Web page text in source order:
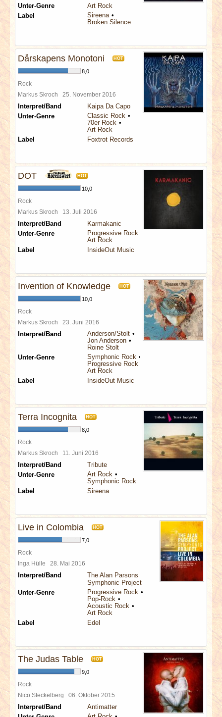
Unter-Genre
Art Rock
Label
Sireena
Broken Silence
Dårskapens Monotoni HOT
8,0
Rock
Markus Skroch 25. November 2016
Interpret/Band
Kaipa Da Capo
Unter-Genre
Classic Rock
70er Rock
Art Rock
Label
Foxtrot Records
DOT HOT
10,0
Rock
Markus Skroch 13. Juli 2016
Interpret/Band
Karmakanic
Unter-Genre
Progressive Rock
Art Rock
Label
InsideOut Music
Invention of Knowledge HOT
10,0
Rock
Markus Skroch 23. Juni 2016
Interpret/Band
Anderson/Stolt
Jon Anderson
Roine Stolt
Unter-Genre
Symphonic Rock
Progressive Rock
Art Rock
Label
InsideOut Music
Terra Incognita HOT
8,0
Rock
Markus Skroch 11. Juni 2016
Interpret/Band
Tribute
Unter-Genre
Art Rock
Symphonic Rock
Label
Sireena
Live in Colombia HOT
7,0
Rock
Inga Hülle 28. Mai 2016
Interpret/Band
The Alan Parsons
Symphonic Project
Unter-Genre
Progressive Rock
Pop-Rock
Acoustic Rock
Art Rock
Label
Edel
The Judas Table HOT
9,0
Rock
Nico Steckelberg 06. Oktober 2015
Interpret/Band
Antimatter